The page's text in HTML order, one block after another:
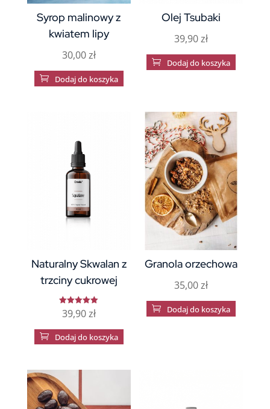
Syrop malinowy z
kwiatem lipy
30,00zł
 Dodaj do koszyka
Olej Tsubaki
39,90zł
 Dodaj do koszyka
Naturalny Skwalan z
trzciny cukrowej
Oceniono
5
39,90zł
 Dodaj do koszyka
Granola orzechowa
35,00zł
 Dodaj do koszyka